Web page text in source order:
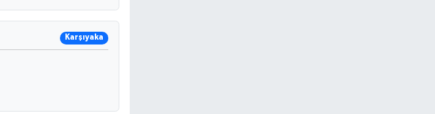
Karşıyaka